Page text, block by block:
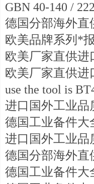
GBN 40-140 /
德国分部海外直
欧美品牌系列*
欧美厂家直供进
欧美厂家直供进
use the tool is
进口国外工业品
德国工业备件大
进口国外工业品
德国分部海外直
德国工业备件大